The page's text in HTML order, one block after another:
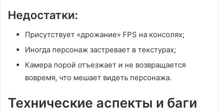
Недостатки:
Присутствует «дрожание» FPS на консолях;
Иногда персонаж застревает в текстурах;
Камера порой отъезжает и не возвращается
вовремя, что мешает видеть персонажа.
Технические аспекты и баги